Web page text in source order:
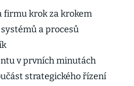
firmu krok za krokem
a procesů
v prvních minutách
strategického řízení